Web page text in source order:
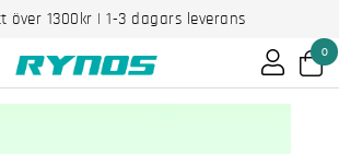
över 1300kr | 1-3 dagars leverans
0